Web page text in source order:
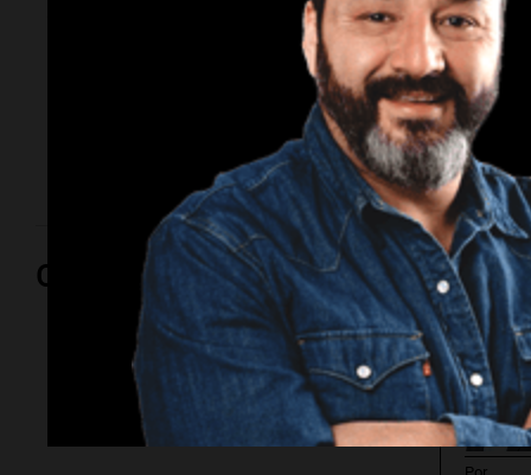
A las 21:00, un sismo de 4.6 de magnitud se registró
cerca de Ugarteche, Mendoza. Con epicentro a solo
10 km de profundidad, los vecinos lo describieron
Opinión